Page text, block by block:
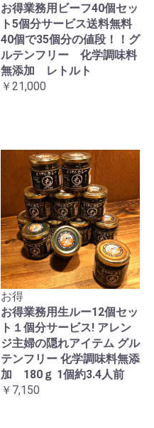
お得業務用ビーフ40個セッ
ト5個分サービス送料無料
40個で35個分の値段！！グ
ルテンフリー 化学調味料
無添加 レトルト
￥21,000
お得
お得業務用生ルー12個セッ
ト１個分サービス! アレン
ジ主婦の隠れアイテム グル
テンフリー 化学調味料無添
加 180ｇ 1個約3.4人前
￥7,150